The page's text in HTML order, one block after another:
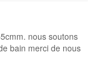
nous soutons
bain merci de nous